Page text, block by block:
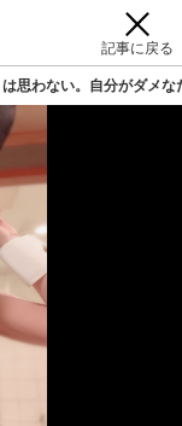
記事に戻る
思わない。自分がダメ